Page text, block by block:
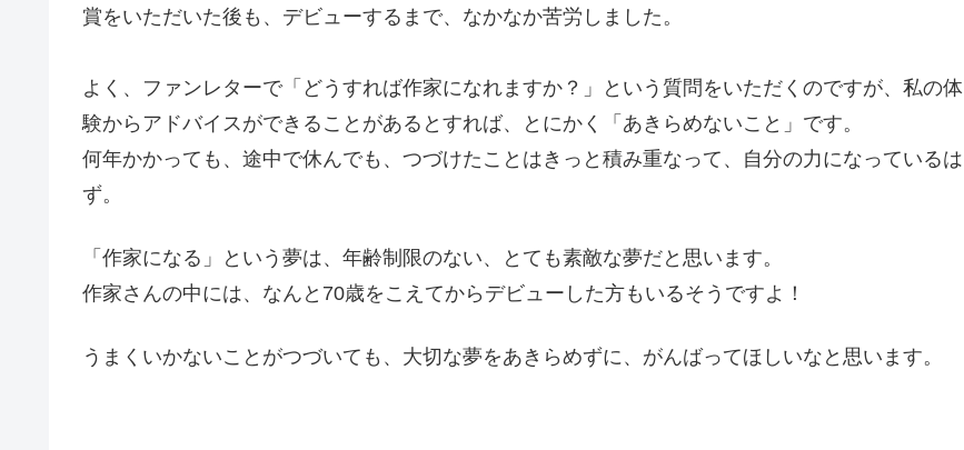
賞をいただいた後も、デビューするまで、なかなか苦労しました。
よく、ファンレターで「どうすれば作家になれますか？」という質問をいただくのですが、私の体
験からアドバイスができることがあるとすれば、とにかく「あきらめないこと」です。
何年かかっても、途中で休んでも、つづけたことはきっと積み重なって、自分の力になっているは
ず。
「作家になる」という夢は、年齢制限のない、とても素敵な夢だと思います。
作家さんの中には、なんと70歳をこえてからデビューした方もいるそうですよ！
うまくいかないことがつづいても、大切な夢をあきらめずに、がんばってほしいなと思います。